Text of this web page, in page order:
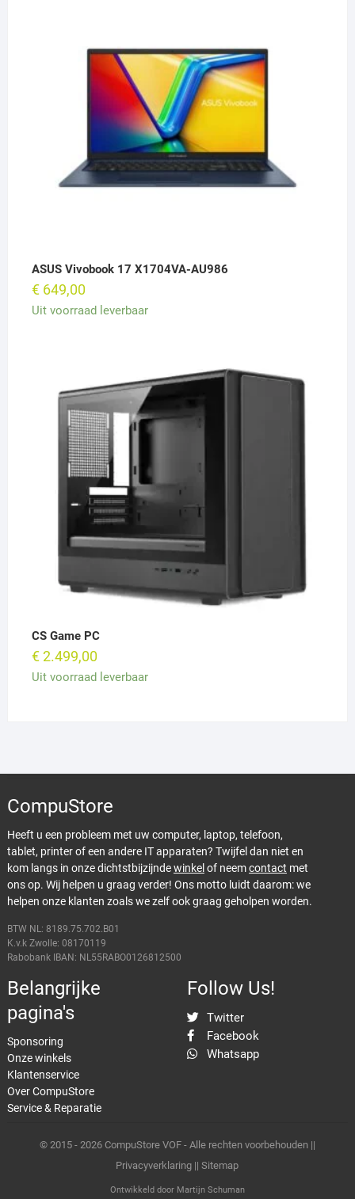
ASUS Vivobook 17 X1704VA-AU986
€649,00
Uit voorraad leverbaar
CS Game PC
€2.499,00
Uit voorraad leverbaar
CompuStore
Heeft u een probleem met uw computer, laptop, telefoon,
tablet, printer of een andere IT apparaten? Twijfel dan niet en
kom langs in onze dichtstbijzijndewinkelof neemcontact met
ons op. Wij helpen u graag verder! Ons motto luidt daarom: we
helpen onze klanten zoals we zelf ook graag geholpen worden.
BTW NL: 8189.75.702.B01
K.v.k Zwolle: 08170119
Rabobank IBAN: NL55RABO0126812500
Belangrijke
pagina's
Sponsoring
Onze winkels
Klantenservice
Over CompuStore
Service & Reparatie
Follow Us!
Twitter
Facebook
Whatsapp
© 2015 - 2026 CompuStore VOF - Alle rechten voorbehouden ||
Privacyverklaring ||Sitemap
Ontwikkeld door Martijn Schuman